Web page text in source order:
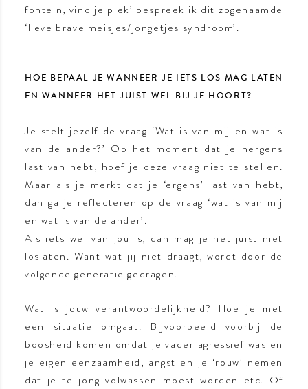
fontein, vind je plek’ bespreek ik dit zogenaamde
‘lieve brave meisjes/jongetjes syndroom’.
HOE BEPAAL JE WANNEER JE IETS LOS MAG LATEN
EN WANNEER HET JUIST WEL BIJ JE HOORT?
Je stelt jezelf de vraag ‘Wat is van mij en wat is
van de ander?’ Op het moment dat je nergens
last van hebt, hoef je deze vraag niet te stellen.
Maar als je merkt dat je ‘ergens’ last van hebt,
dan ga je reflecteren op de vraag ‘wat is van mij
en wat is van de ander’.
Als iets wel van jou is, dan mag je het juist niet
loslaten. Want wat jij niet draagt, wordt door de
volgende generatie gedragen.
Wat is jouw verantwoordelijkheid? Hoe je met
een situatie omgaat. Bijvoorbeeld voorbij de
boosheid komen omdat je vader agressief was en
je eigen eenzaamheid, angst en je ‘rouw’ nemen
dat je te jong volwassen moest worden etc. Of